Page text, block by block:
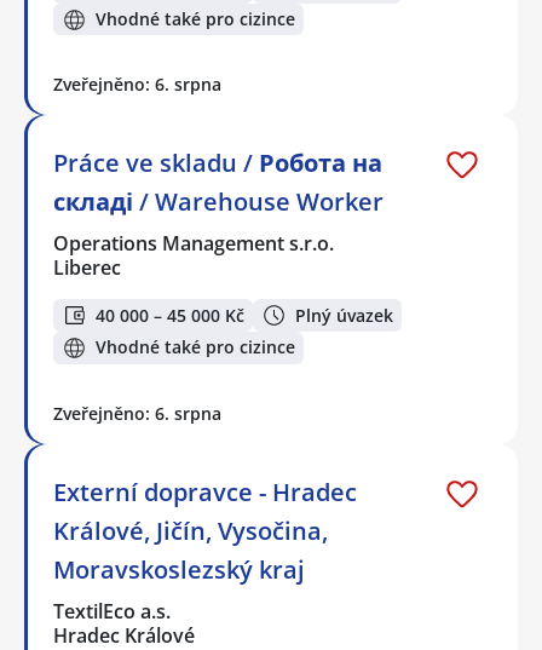
Vhodné také pro cizince
Zveřejněno: 6. srpna
Práce ve skladu / Робота на
складі / Warehouse Worker
Operations Management s.r.o.
Liberec
40 000 – 45 000 Kč
Plný úvazek
Vhodné také pro cizince
Zveřejněno: 6. srpna
Externí dopravce - Hradec
Králové, Jičín, Vysočina,
Moravskoslezský kraj
TextilEco a.s.
Hradec Králové